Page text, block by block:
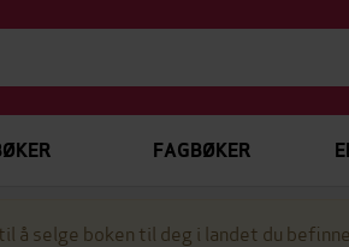
FAGBØKER
selge boken til deg i landet du